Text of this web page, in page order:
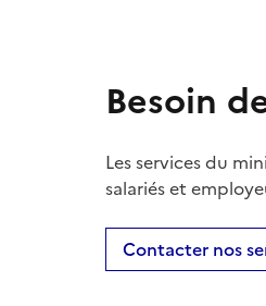
Besoin
Les services du
salariés et
Contacter nos